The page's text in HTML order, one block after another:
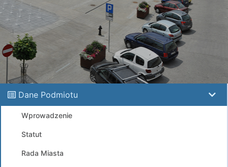
Dane Podmiotu
Wprowadzenie
Statut
Rada Miasta